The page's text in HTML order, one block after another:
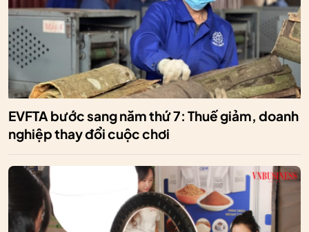
EVFTA bước sang năm thứ 7: Thuế giảm, doanh
nghiệp thay đổi cuộc chơi